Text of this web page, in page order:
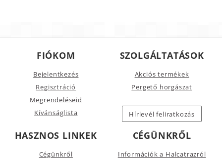
FIÓKOM
Bejelentkezés
Regisztráció
Megrendeléseid
Kívánságlista
SZOLGÁLTATÁSOK
Akciós termékek
Pergető horgászat
Hírlevél feliratkozás
HASZNOS LINKEK
Cégünkről
CÉGÜNKRŐL
Információk a Halcatrazról